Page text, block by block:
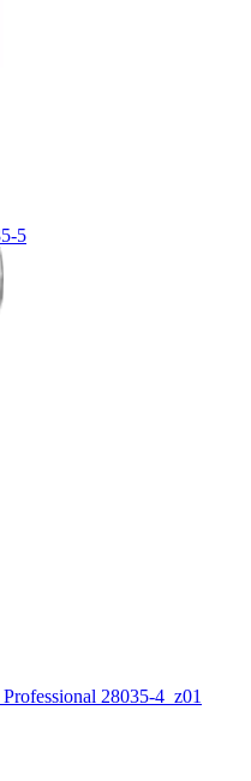
5
28035-4_z01